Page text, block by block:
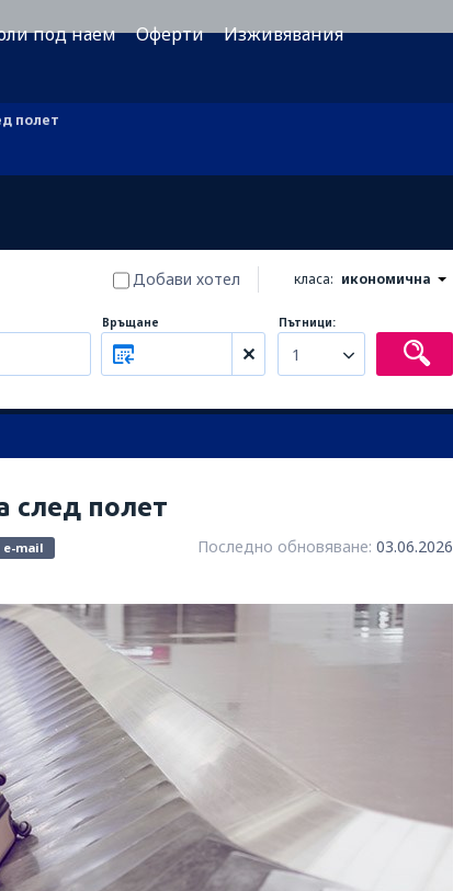
под наем Оферти
Изживявания
полет
класа: икономична
Добави хотел
Връщане Пътници:
1
след полет
e-mail Последно обновяване: 03.06.2026